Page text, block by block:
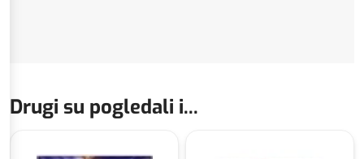
Drugi su pogledali i...